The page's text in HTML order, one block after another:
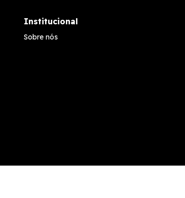
Institucional
Sobre nós